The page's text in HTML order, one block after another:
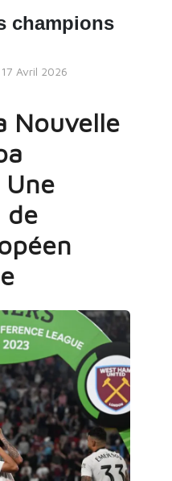
champions
17 Avril 2026
Nouvelle
de